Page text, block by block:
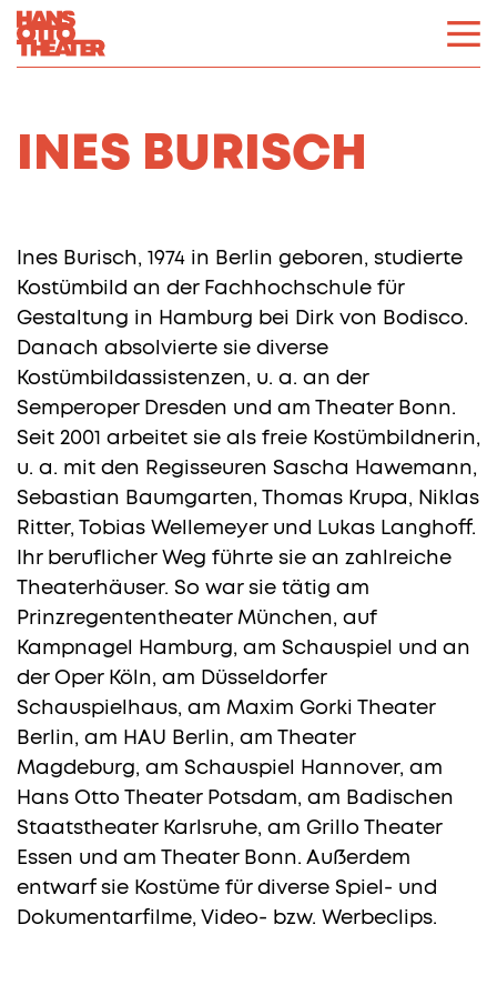
INES BURISCH
Ines Burisch, 1974 in Berlin geboren, studierte
Kostümbild an der Fachhochschule für
Gestaltung in Hamburg bei Dirk von Bodisco.
Danach absolvierte sie diverse
Kostümbildassistenzen, u. a. an der
Semperoper Dresden und am Theater Bonn.
Seit 2001 arbeitet sie als freie Kostümbildnerin,
u. a. mit den Regisseuren Sascha Hawemann,
Sebastian Baumgarten, Thomas Krupa, Niklas
Ritter, Tobias Wellemeyer und Lukas Langhoff.
Ihr beruflicher Weg führte sie an zahlreiche
Theaterhäuser. So war sie tätig am
Prinzregententheater München, auf
Kampnagel Hamburg, am Schauspiel und an
der Oper Köln, am Düsseldorfer
Schauspielhaus, am Maxim Gorki Theater
Berlin, am HAU Berlin, am Theater
Magdeburg, am Schauspiel Hannover, am
Hans Otto Theater Potsdam, am Badischen
Staatstheater Karlsruhe, am Grillo Theater
Essen und am Theater Bonn. Außerdem
entwarf sie Kostüme für diverse Spiel- und
Dokumentarfilme, Video- bzw. Werbeclips.